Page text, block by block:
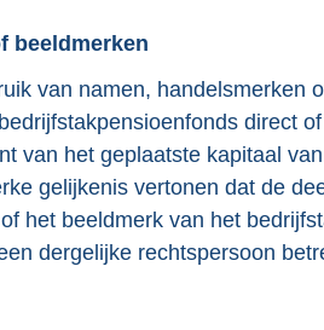
beeldmerken
van namen, handelsmerken
direct
van het geplaatste kapitaal
gelijkenis vertonen dat de
het beeldmerk van het
dergelijke rechtspersoon